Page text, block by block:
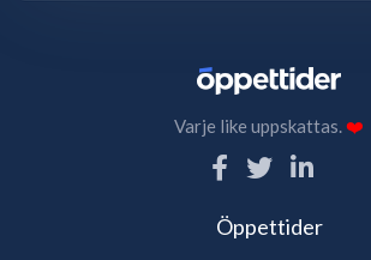
Varje like uppskattas.❤️
Öppettider